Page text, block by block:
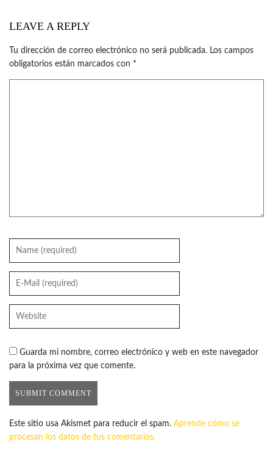
LEAVE A REPLY
Tu dirección de correo electrónico no será publicada. Los campos
obligatorios están marcados con *
Guarda mi nombre, correo electrónico y web en este navegador
para la próxima vez que comente.
Este sitio usa Akismet para reducir el spam. Aprende cómo se
procesan los datos de tus comentarios.